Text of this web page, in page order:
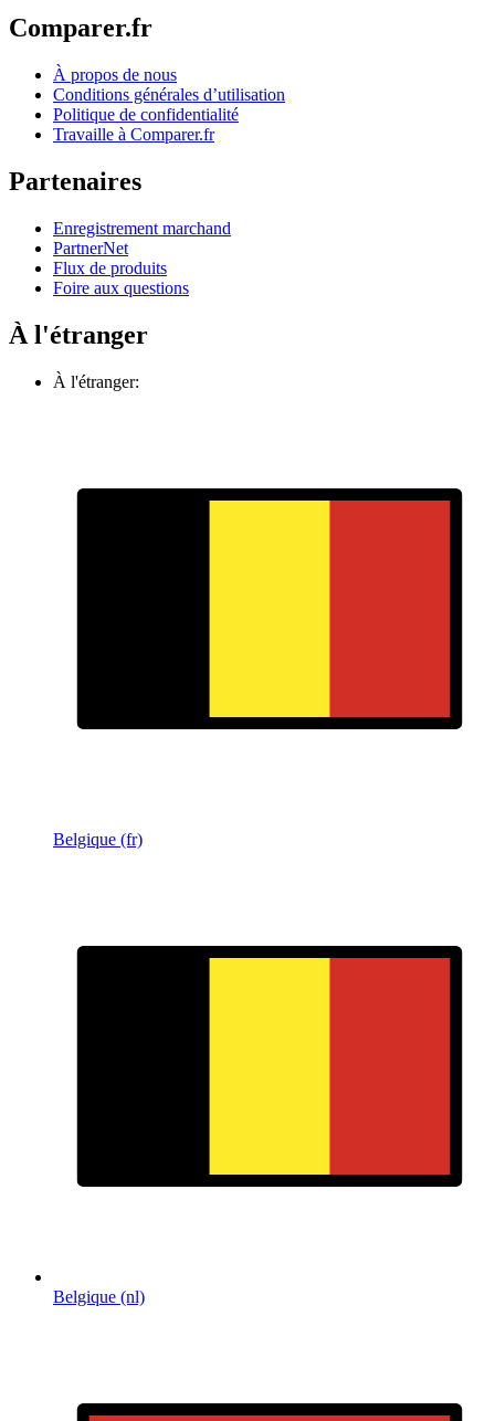
Comparer.fr
À propos de nous
Conditions générales d’utilisation
Politique de confidentialité
Travaille à Comparer.fr
Partenaires
Enregistrement marchand
PartnerNet
Flux de produits
Foire aux questions
À l'étranger
À l'étranger:
Belgique (fr)
Belgique (nl)